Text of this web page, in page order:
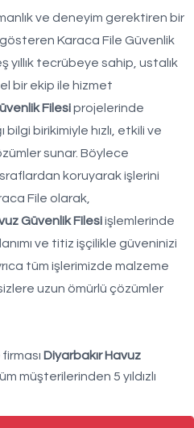
ve deneyim gerektiren bir
Karaca File Güvenlik
yıllık tecrübeye sahip, ustalık
bir ekip ile hizmet
Filesiprojelerinde
bilgi birikimiyle hızlı, etkili ve
sunar. Böylece
koruyarak işlerini
File olarak,
Güvenlik Filesiişlemlerinde
ve titiz işçilikle güveninizi
tüm işlerimizde malzeme
uzun ömürlü çözümler
firması Diyarbakır Havuz
müşterilerinden 5 yıldızlı